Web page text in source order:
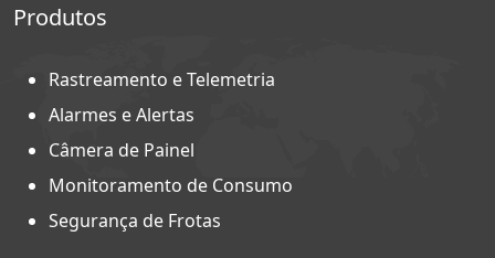
Produtos
Rastreamento e Telemetria
Alarmes e Alertas
Câmera de Painel
Monitoramento de Consumo
Segurança de Frotas